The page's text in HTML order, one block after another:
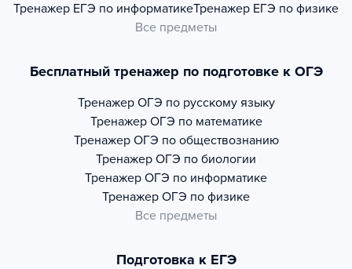
Тренажер ЕГЭ по информатикеТренажер ЕГЭ по физике
Все предметы
Бесплатный тренажер по подготовке к ОГЭ
Тренажер ОГЭ по русскому языку
Тренажер ОГЭ по математике
Тренажер ОГЭ по обществознанию
Тренажер ОГЭ по биологии
Тренажер ОГЭ по информатике
Тренажер ОГЭ по физике
Все предметы
Подготовка к ЕГЭ